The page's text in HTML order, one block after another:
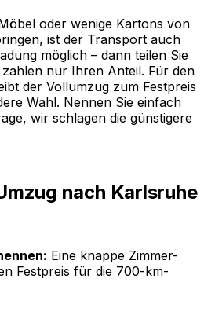
oder wenige Kartons von
ist der Transport auch
möglich – dann teilen Sie
nur Ihren Anteil. Für den
der Vollumzug zum Festpreis
Wahl. Nennen Sie einfach
wir schlagen die günstigere
nach Karlsruhe
Eine knappe Zimmer-
Festpreis für die 700-km-